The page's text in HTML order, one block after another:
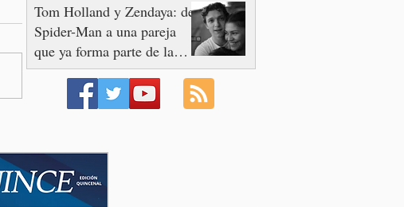
Tom Holland y Zendaya: de
Spider-Man a una pareja
que ya forma parte de la
historia del cine